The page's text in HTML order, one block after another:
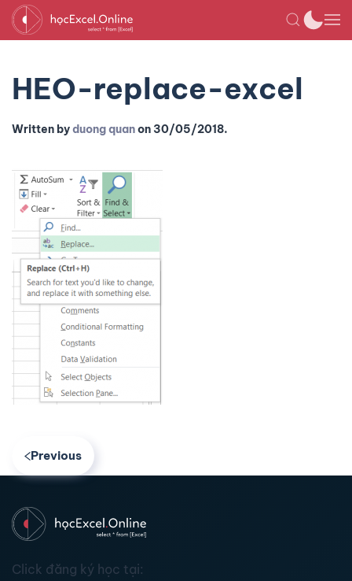
HEO-replace-excel
Written byduong quanon 30/05/2018.
Previous
Click đăng ký học tại: